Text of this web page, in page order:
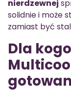
nierdzewnej
solidnie i może
zamiast być
Dla